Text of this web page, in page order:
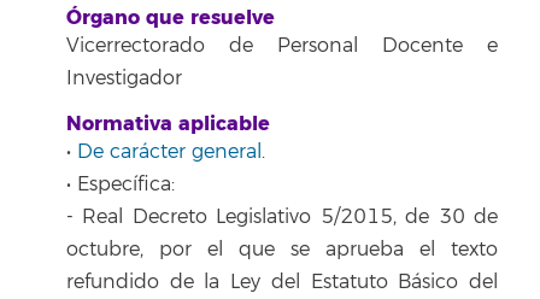
Órgano que resuelve
Vicerrectorado de Personal Docente e
Investigador
Normativa aplicable
• De carácter general .
• Específica:
- Real Decreto Legislativo 5/2015, de 30 de
octubre, por el que se aprueba el texto
refundido de la Ley del Estatuto Básico del